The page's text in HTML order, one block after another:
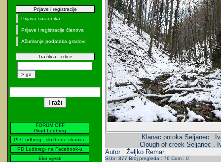
Prijave i registracije
Prijava suradnika
Prijave i registracije članova
Ažuriranje podataka gradovi
Tražilica - crtice
FORUM OFF
Grad Ludbreg
PD Ludbreg - službene stranice
PD Ludbreg- na Facebook-u
Eko vijesti
Klanac potoka Seljanec .
Clough of creek Seljanec .
Autor : Željko Remar
Sl.br: 877 Broj pregleda : 76 Com : 0